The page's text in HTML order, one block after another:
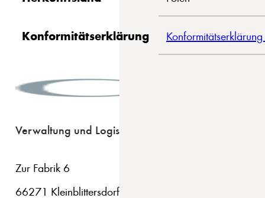
Konformitätserklärung
Verwaltung und Logistik
Zur Fabrik 6
66271 Kleinblittersdorf